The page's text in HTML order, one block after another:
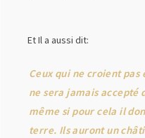
Et Il a aussi dit:
Ceux qui ne croient
ne sera jamais accepté
même si pour cela il
terre. Ils auront un